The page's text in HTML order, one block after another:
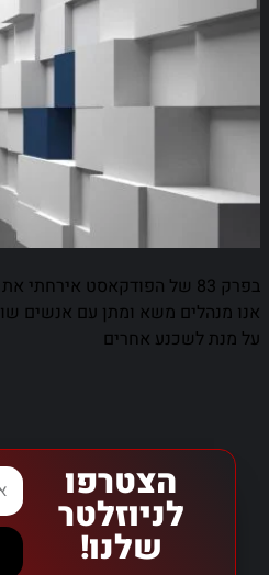
בפרק 83 של הפודקאסט אירחתי
אנו מנהלים משא ומתן עם אנשים
על מנת לשכנע אחרים
הצטרפו
לניוזלטר
שלנו!